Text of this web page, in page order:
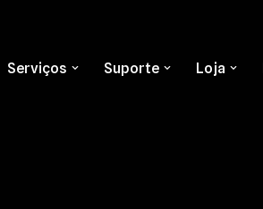
Serviços Suporte Loja